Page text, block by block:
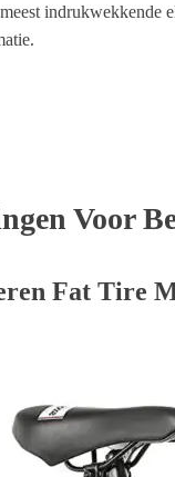
indrukwekkende
Voor
Fat Tire